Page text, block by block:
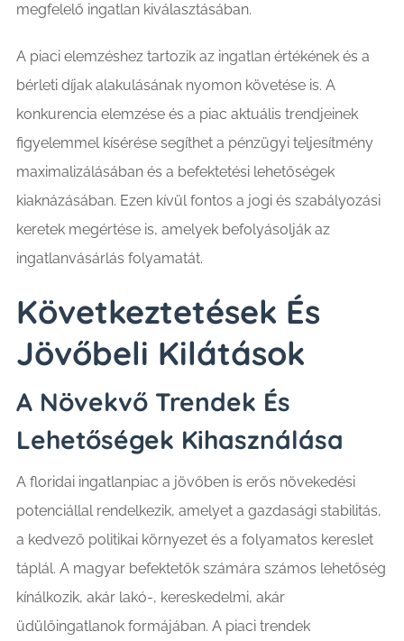
megfelelő ingatlan kiválasztásában.
A piaci elemzéshez tartozik az ingatlan értékének és a
bérleti díjak alakulásának nyomon követése is. A
konkurencia elemzése és a piac aktuális trendjeinek
figyelemmel kísérése segíthet a pénzügyi teljesítmény
maximalizálásában és a befektetési lehetőségek
kiaknázásában. Ezen kívül fontos a jogi és szabályozási
keretek megértése is, amelyek befolyásolják az
ingatlanvásárlás folyamatát.
Következtetések És
Jövőbeli Kilátások
A Növekvő Trendek És
Lehetőségek Kihasználása
A floridai ingatlanpiac a jövőben is erős növekedési
potenciállal rendelkezik, amelyet a gazdasági stabilitás,
a kedvező politikai környezet és a folyamatos kereslet
táplál. A magyar befektetők számára számos lehetőség
kínálkozik, akár lakó-, kereskedelmi, akár
üdülőingatlanok formájában. A piaci trendek